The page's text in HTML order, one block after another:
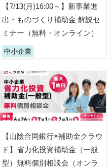
【7/13(月)16:00～】新事業進
出・ものづくり補助金 解説セ
ミナー（無料・オンライン）
中小企業
【山陰合同銀行×補助金クラウ
ド】省力化投資補助金（一般
型）無料個別相談会（オンラ